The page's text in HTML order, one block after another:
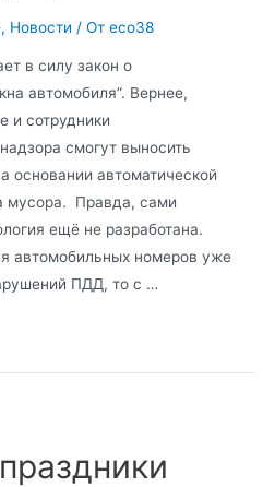
, Новости / От eco38
в силу закон о
автомобиля”. Вернее,
и сотрудники
смогут выносить
основании автоматической
мусора. Правда, сами
ещё не разработана.
автомобильных номеров уже
ПДД, то с …